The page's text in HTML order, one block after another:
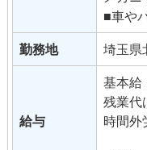
す。先
すので
まずは
増し締
慣れて
■車や
に興味
■コツ
■誰か
ため
■人が
勤務地 埼玉県
給与
基本給
残業代
時間外